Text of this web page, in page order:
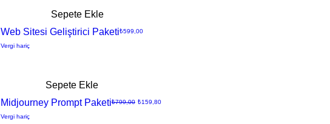
Sepete Ekle
Web Sitesi Geliştirici PaketiFiyat
₺599,00
Vergi hariç
Sepete Ekle
Midjourney Prompt PaketiNormal Fiyat
₺799,00 İndirimli Fiyat
₺159,80
Vergi hariç